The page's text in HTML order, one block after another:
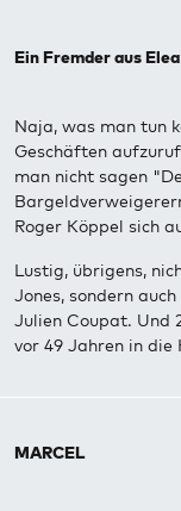
Ein Fremder aus Elea
Naja, was man tun
Geschäften
man nicht sagen
Roger Köppel sich
Lustig, übrigens,
Jones, sondern
Julien Coupat. Und
vor 49 Jahren in die
MARCEL